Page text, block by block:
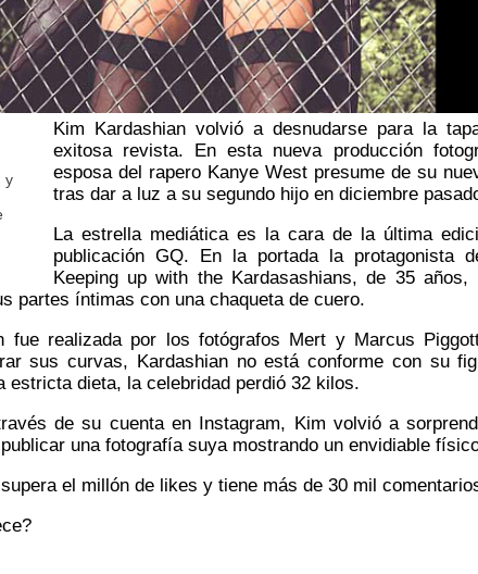
y
Kim Kardashian volvió a desnudarse para la
exitosa revista. En esta nueva producción
esposa del rapero Kanye West presume de su
tras dar a luz a su segundo hijo en diciembre
La estrella mediática es la cara de la última
publicación GQ. En la portada la protagonista
Keeping up with the Kardasashians, de 35 años,
partes íntimas con una chaqueta de cuero.
fue realizada por los fotógrafos Mert y Marcus
sus curvas, Kardashian no está conforme con su
estricta dieta, la celebridad perdió 32 kilos.
de su cuenta en Instagram, Kim volvió a
una fotografía suya mostrando un envidiable
el millón de likes y tiene más de 30 mil